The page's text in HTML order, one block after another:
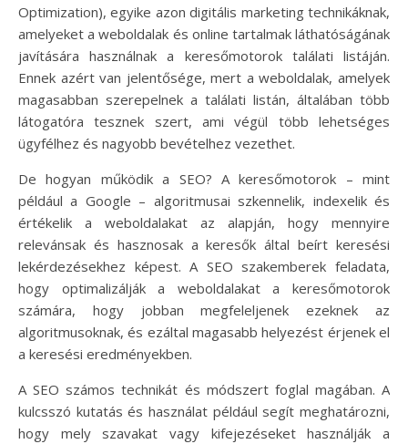
Optimization), egyike azon digitális marketing technikáknak,
amelyeket a weboldalak és online tartalmak láthatóságának
javítására használnak a keresőmotorok találati listáján.
Ennek azért van jelentősége, mert a weboldalak, amelyek
magasabban szerepelnek a találati listán, általában több
látogatóra tesznek szert, ami végül több lehetséges
ügyfélhez és nagyobb bevételhez vezethet.
De hogyan működik a SEO? A keresőmotorok – mint
például a Google – algoritmusai szkennelik, indexelik és
értékelik a weboldalakat az alapján, hogy mennyire
relevánsak és hasznosak a keresők által beírt keresési
lekérdezésekhez képest. A SEO szakemberek feladata,
hogy optimalizálják a weboldalakat a keresőmotorok
számára, hogy jobban megfeleljenek ezeknek az
algoritmusoknak, és ezáltal magasabb helyezést érjenek el
a keresési eredményekben.
A SEO számos technikát és módszert foglal magában. A
kulcsszó kutatás és használat például segít meghatározni,
hogy mely szavakat vagy kifejezéseket használják a